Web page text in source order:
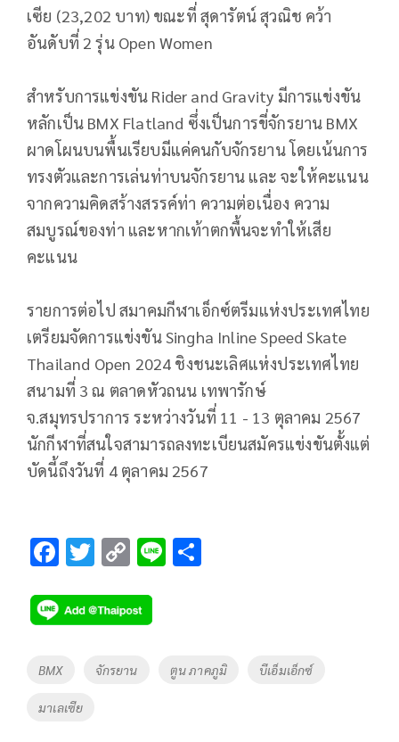
เซีย (23,202 บาท) ขณะที่ สุดารัตน์ สุวณิช คว้า
อันดับที่ 2 รุ่น Open Women
สำหรับการแข่งขัน Rider and Gravity มีการแข่งขัน
หลักเป็น BMX Flatland ซึ่งเป็นการขี่จักรยาน BMX
ผาดโผนบนพื้นเรียบมีแค่คนกับจักรยาน โดยเน้นการ
ทรงตัวและการเล่นท่าบนจักรยาน และ จะให้คะแนน
จากความคิดสร้างสรรค์ท่า ความต่อเนื่อง ความ
สมบูรณ์ของท่า และหากเท้าตกพื้นจะทำให้เสีย
คะแนน
รายการต่อไป สมาคมกีฬาเอ็กซ์ตรีมแห่งประเทศไทย
เตรียมจัดการแข่งขัน Singha Inline Speed Skate
Thailand Open 2024 ชิงชนะเลิศแห่งประเทศไทย
สนามที่ 3 ณ ตลาดหัวถนน เทพารักษ์
จ.สมุทรปราการ ระหว่างวันที่ 11 - 13 ตุลาคม 2567
นักกีฬาที่สนใจสามารถลงทะเบียนสมัครแข่งขันตั้งแต่
บัดนี้ถึงวันที่ 4 ตุลาคม 2567
F
e
b
o
o
k
T
tt
er
C
p
y
Li
Li
Tags
BMX จักรยาน ตูน ภาคภูมิ บีเอ็มเอ็กซ์
มาเลเซีย